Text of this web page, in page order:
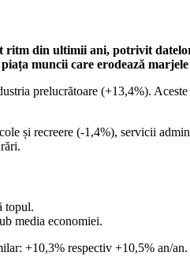
ritm din ultimii ani, potrivit
muncii care erodează
prelucrătoare (+13,4%).
și recreere (-1,4%), servicii
topul.
media economiei.
+10,3% respectiv +10,5% an/an.